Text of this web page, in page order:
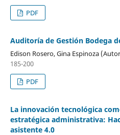
PDF
Auditoría de Gestión Bodega
Edison Rosero, Gina Espinoza
185-200
PDF
La innovación tecnológica
estratégica administrativa:
asistente 4.0